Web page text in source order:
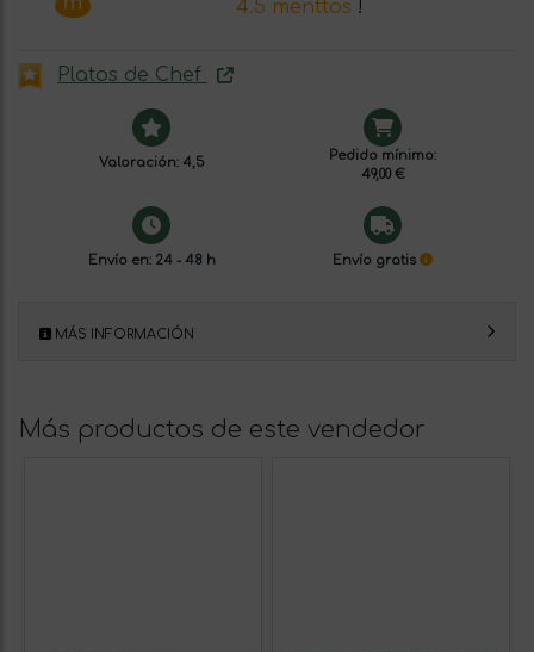
4.5 menttos !
Platos de Chef
Valoración: 4,5
Pedido mínimo:
49,00 €
Envío en: 24 - 48 h Envío gratis
MÁS INFORMACIÓN
Más productos de este vendedor